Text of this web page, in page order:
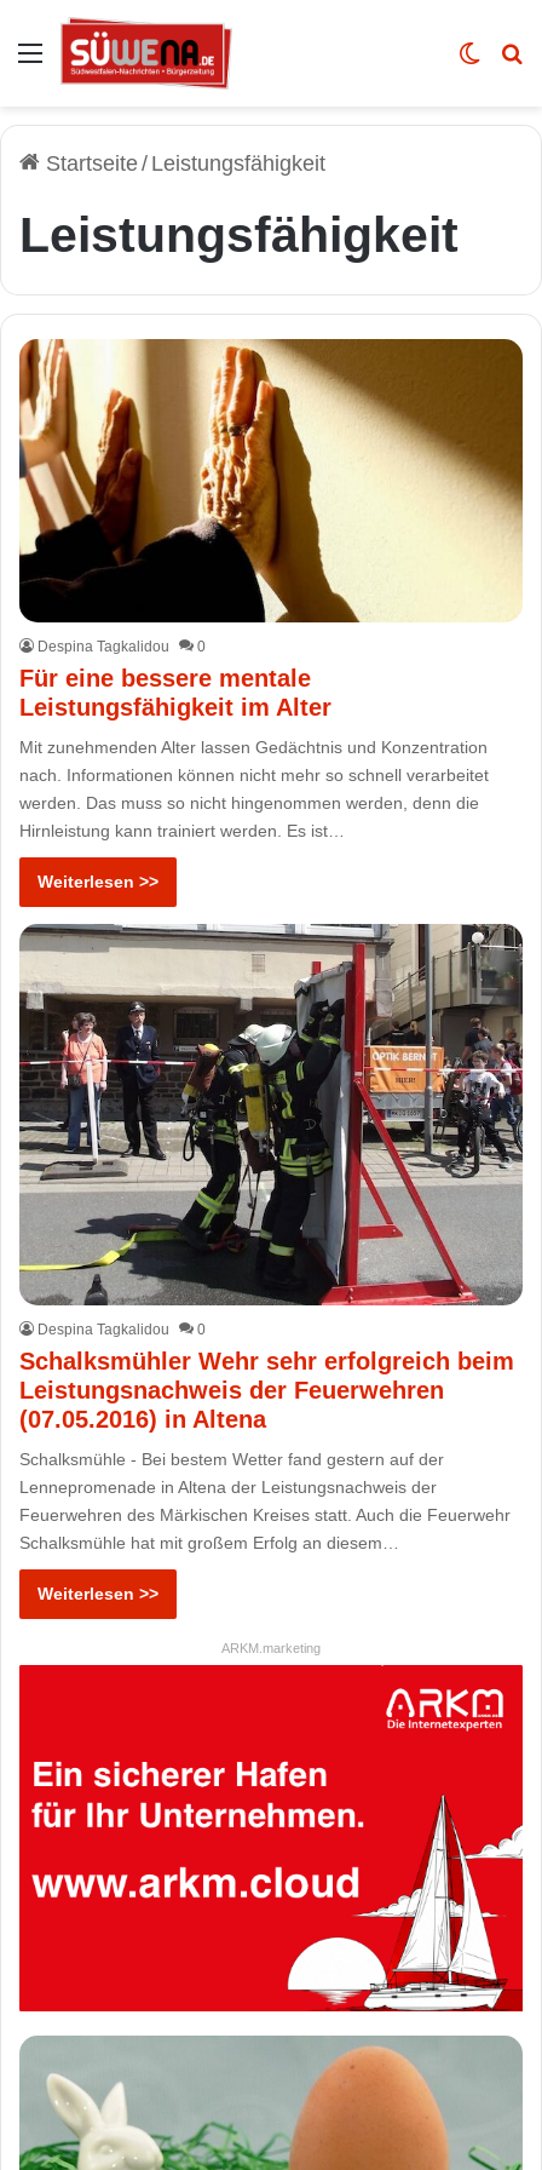
Auswahl Skin
Startseite/ Leistungsfähigkeit
Leistungsfähigkeit
Despina Tagkalidou 0
Für eine bessere mentale
Leistungsfähigkeit im Alter
Mit zunehmenden Alter lassen Gedächtnis und Konzentration
nach. Informationen können nicht mehr so schnell verarbeitet
werden. Das muss so nicht hingenommen werden, denn die
Hirnleistung kann trainiert werden. Es ist…
Weiterlesen >>
Despina Tagkalidou 0
Schalksmühler Wehr sehr erfolgreich beim
Leistungsnachweis der Feuerwehren
(07.05.2016) in Altena
Schalksmühle - Bei bestem Wetter fand gestern auf der
Lennepromenade in Altena der Leistungsnachweis der
Feuerwehren des Märkischen Kreises statt. Auch die Feuerwehr
Schalksmühle hat mit großem Erfolg an diesem…
Weiterlesen >>
ARKM.marketing